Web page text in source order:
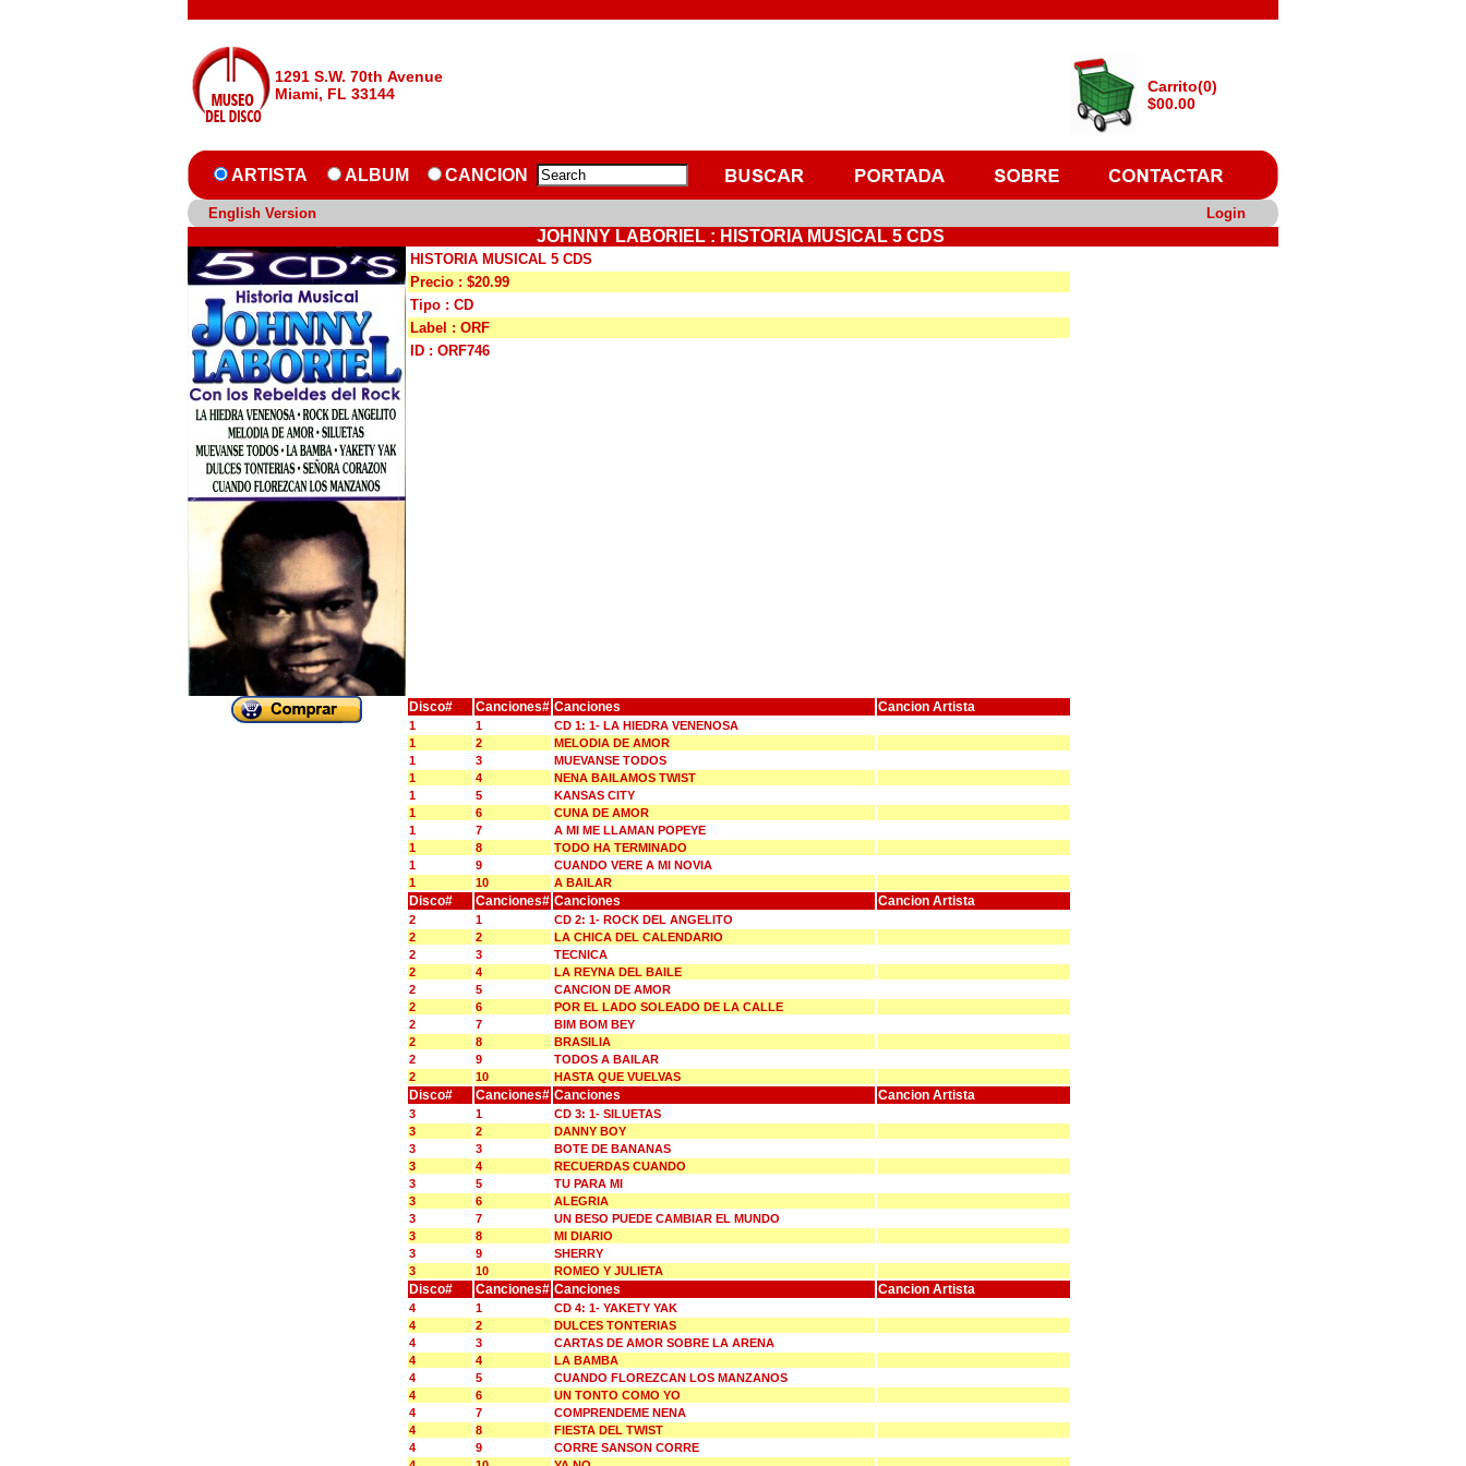
1291 S.W. 70th Avenue
Miami, FL 33144
Carrito(0)
$00.00
ARTISTA ALBUM CANCION
English Version Login
JOHNNY LABORIEL : HISTORIA MUSICAL 5 CDS
HISTORIA MUSICAL 5 CDS
Precio : $20.99
Tipo : CD
Label : ORF
ID : ORF746
Disco# Canciones# Canciones Cancion Artista
1 1
CD 1: 1- LA HIEDRA VENENOSA
1
2
MELODIA DE AMOR
1
3
MUEVANSE TODOS
1
4
NENA BAILAMOS TWIST
1
5
KANSAS CITY
1
6
CUNA DE AMOR
1
7
A MI ME LLAMAN POPEYE
1
8
TODO HA TERMINADO
1
9
CUANDO VERE A MI NOVIA
1
10 A BAILAR
Disco# Canciones# Canciones Cancion Artista
2 1
CD 2: 1- ROCK DEL ANGELITO
2
2
LA CHICA DEL CALENDARIO
2
3
TECNICA
2
4
LA REYNA DEL BAILE
2
5
CANCION DE AMOR
2
6
POR EL LADO SOLEADO DE LA CALLE
2
7
BIM BOM BEY
2
8
BRASILIA
2
9
TODOS A BAILAR
2
10 HASTA QUE VUELVAS
Disco# Canciones# Canciones Cancion Artista
3 1
CD 3: 1- SILUETAS
3
2
DANNY BOY
3
3
BOTE DE BANANAS
3
4
RECUERDAS CUANDO
3
5
TU PARA MI
3
6
ALEGRIA
3
7
UN BESO PUEDE CAMBIAR EL MUNDO
3
8
MI DIARIO
3
9
SHERRY
3
10 ROMEO Y JULIETA
Disco# Canciones# Canciones Cancion Artista
4 1
CD 4: 1- YAKETY YAK
4
2
DULCES TONTERIAS
4
3
CARTAS DE AMOR SOBRE LA ARENA
4
4
LA BAMBA
4
5
CUANDO FLOREZCAN LOS MANZANOS
4
6
UN TONTO COMO YO
4
7
COMPRENDEME NENA
4
8
FIESTA DEL TWIST
4
9
CORRE SANSON CORRE